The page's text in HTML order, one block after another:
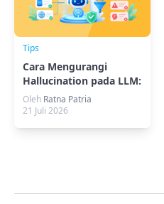
Tips
Cara Mengurangi
Hallucination pada LLM:
RAG hingga Verifikasi
Oleh Ratna Patria
21 Juli 2026